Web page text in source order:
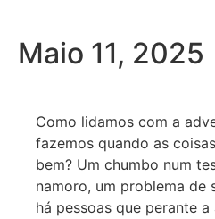
Maio 11, 2025
Como lidamos com a
fazemos quando as
bem? Um chumbo num
namoro, um problema de
há pessoas que perante